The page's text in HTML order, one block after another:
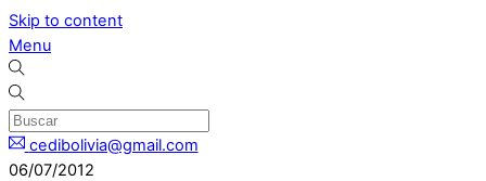
Skip to content
Menu
cedibolivia@gmail.com
06/07/2012